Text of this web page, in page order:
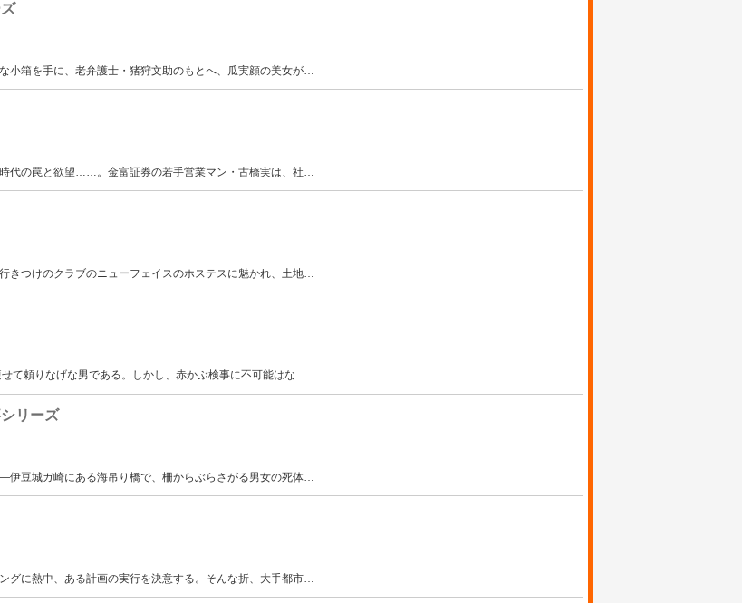
箱を手に、老弁護士・猪狩文助のもとへ、瓜実顔の美女が…
代の罠と欲望……。金富証券の若手営業マン・古橋実は、社…
きつけのクラブのニューフェイスのホステスに魅かれ、土地…
て頼りなげな男である。しかし、赤かぶ検事に不可能はな…
リーズ
豆城ガ崎にある海吊り橋で、柵からぶらさがる男女の死体…
グに熱中、ある計画の実行を決意する。そんな折、大手都市…